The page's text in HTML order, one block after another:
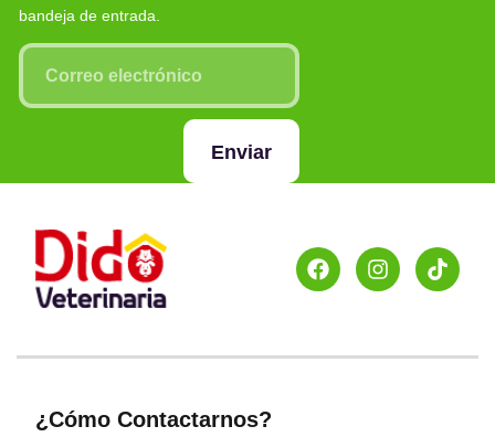
bandeja de entrada.
Enviar
¿Cómo Contactarnos?